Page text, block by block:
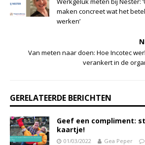
maken concreet wat het
werken’
Van meten naar doen: Hoe Incotec
verankert in de
GERELATEERDE BERICHTEN
Geef een compliment:
kaartje!
01/03/2022 Gea Peper